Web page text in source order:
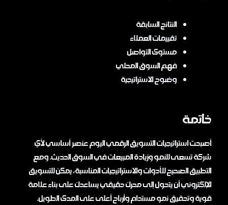
النتائج السابقة
تقييمات العملاء
مستوى التواصل
فهم السوق المحلي
وضوح الاستراتيجية
خاتمة
أصبحت استراتيجيات التسويق الرقمي اليوم عنصر أساسي لأي
شركة تسعى للنمو وزيادة المبيعات في السوق الحديث. ومع
التطبيق الصحيح للأدوات والاستراتيجيات المناسبة، يمكن للتسويق
الإلكتروني أن يتحول إلى محرك حقيقي يساعدك على بناء علامة
قوية وتحقيق نمو مستدام وأرباح أعلى على المدى الطويل.